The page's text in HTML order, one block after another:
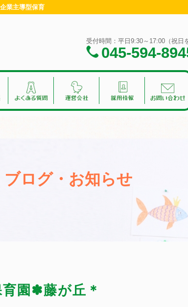
業主導型保育
受付時間：平日9:30～17:00（祝日
045-594-
ブログ・お知らせ
園✽藤が丘＊